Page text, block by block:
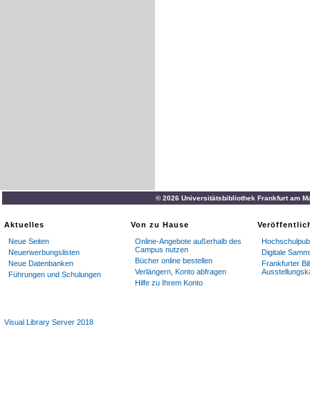
© 2026 Universitätsbibliothek Frankfurt am
Aktuelles
Neue Seiten
Neuerwerbungslisten
Neue Datenbanken
Führungen und Schulungen
Von zu Hause
Online-Angebote außerhalb des
Campus nutzen
Bücher online bestellen
Verlängern, Konto abfragen
Hilfe zu Ihrem Konto
Digitale
Frankfurter
Visual Library Server 2018